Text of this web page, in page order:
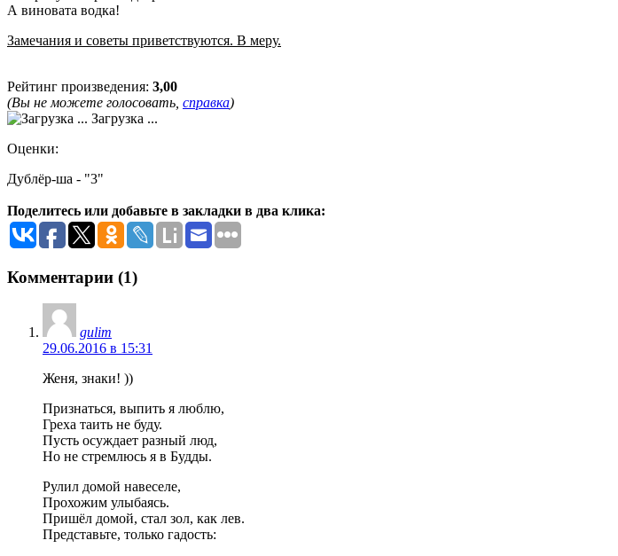
А виновата водка!
Замечания и советы приветствуются. В меру.
Рейтинг произведения: 3,00
(Вы не можете голосовать, справка)
Загрузка ...
Оценки:
Дублёр-ша - "3"
Поделитесь или добавьте в закладки в два клика:
Комментарии (1)
gulim
29.06.2016 в 15:31
Женя, знаки! ))
Признаться, выпить я люблю,
Греха таить не буду.
Пусть осуждает разный люд,
Но не стремлюсь я в Будды.
Рулил домой навеселе,
Прохожим улыбаясь.
Пришёл домой, стал зол, как лев.
Представьте, только гадость: